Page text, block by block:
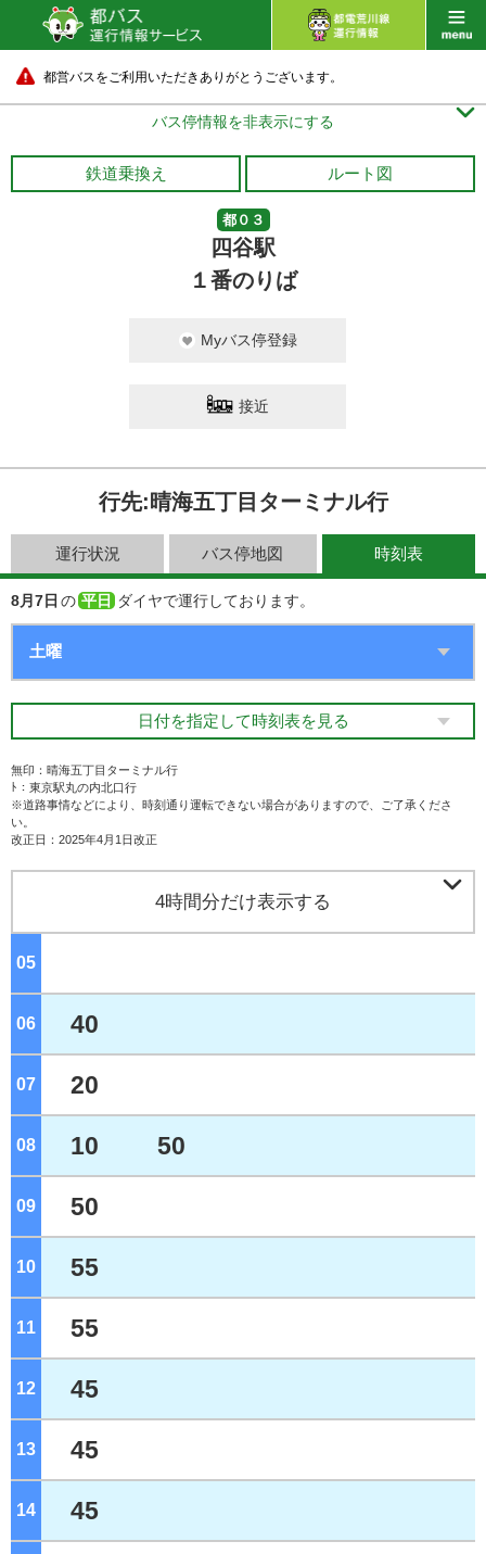
都営バスをご利用いただきありがとうございます。
バス停情報を非表示にする 
鉄道乗換え ルート図
都０３
四谷駅
１番のりば
Myバス停登録
接近
行先:晴海五丁目ターミナル行
運行状況 バス停地図 時刻表
8月7日 の 平日 ダイヤで運行しております。
日付を指定して時刻表を見る
無印：晴海五丁目ターミナル行
ﾄ：東京駅丸の内北口行
※道路事情などにより、時刻通り運転できない場合がありますので、ご了承くださ
い。
改正日：2025年4月1日改正
4時間分だけ表示する 
05
06 40
07 20
08 10 50
09 50
10 55
11 55
12 45
13 45
14 45